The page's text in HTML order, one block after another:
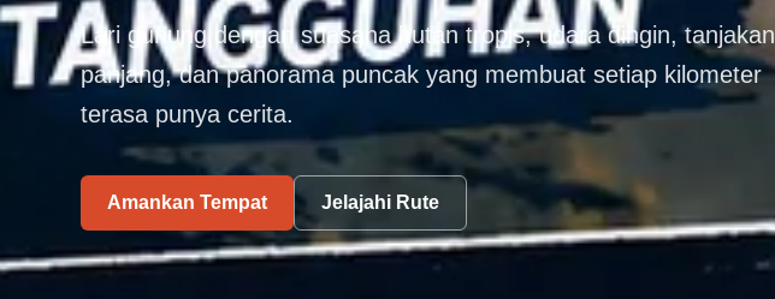
Lari gunung dengan suasana hutan tropis, udara dingin, tanjakan
panjang, dan panorama puncak yang membuat setiap kilometer
terasa punya cerita.
Amankan Tempat Jelajahi Rute